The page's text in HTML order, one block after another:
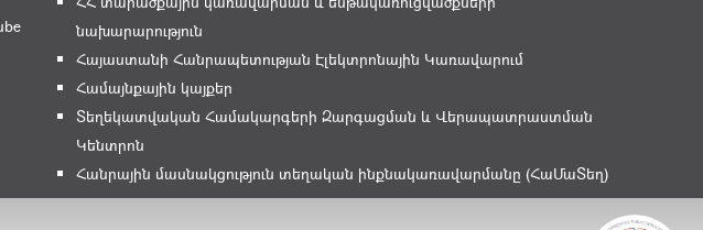
նախարարություն
Հայաստանի Հանրապետության Էլեկտրոնային Կառավարում
Համայնքային կայքեր
Տեղեկատվական Համակարգերի Զարգացման և Վերապատրաստման
Կենտրոն
Հանրային մասնակցություն տեղական ինքնակառավարմանը (ՀաՄաՏեղ)